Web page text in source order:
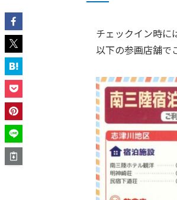
チェックイン時に
以下の参画店舗で